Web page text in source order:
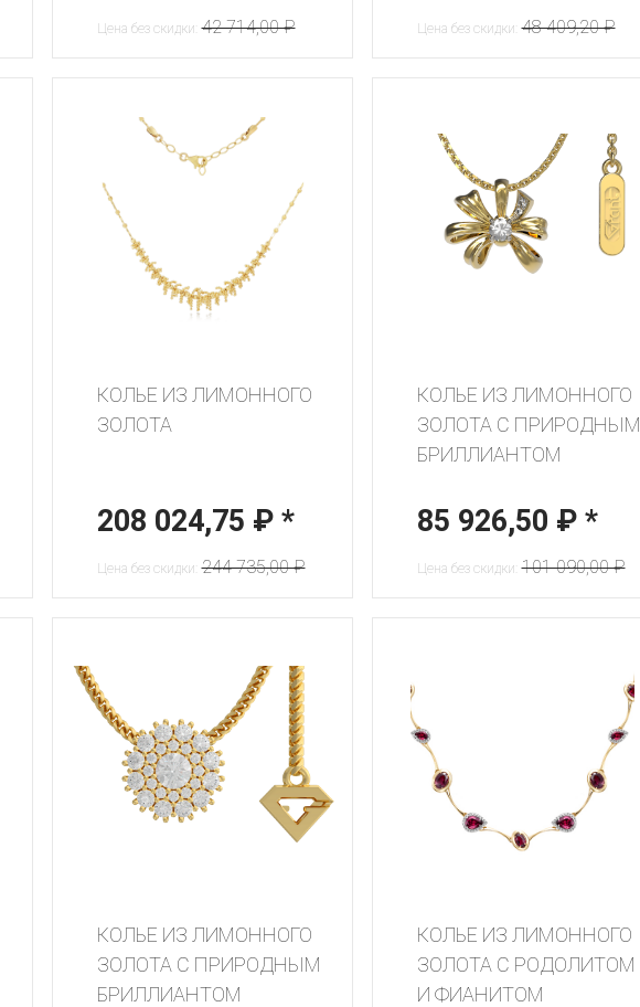
Цена без скидки: 42 714,00 ₽ Цена без скидки: 48 409,20 ₽
КОЛЬЕ ИЗ ЛИМОННОГО
ЗОЛОТА
208 024,75 ₽ *
Цена без скидки: 244 735,00 ₽
КОЛЬЕ ИЗ ЛИМОННОГО
ЗОЛОТА С ПРИРОДНЫМ
БРИЛЛИАНТОМ
85 926,50 ₽ *
Цена без скидки: 101 090,00 ₽
КОЛЬЕ ИЗ ЛИМОННОГО
ЗОЛОТА С ПРИРОДНЫМ
БРИЛЛИАНТОМ
КОЛЬЕ ИЗ ЛИМОННОГО
ЗОЛОТА С РОДОЛИТОМ
И ФИАНИТОМ